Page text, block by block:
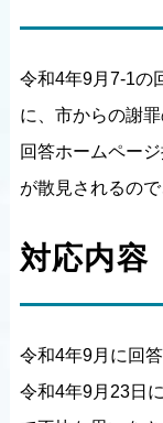
令和4年9月7-1の
に、市からの謝
回答ホームペー
が散見されるの
対応内容
令和4年9月に回
令和4年9月23日